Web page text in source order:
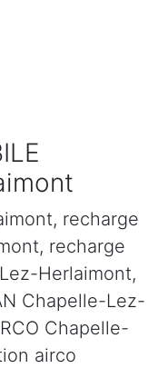
recharge
recharge
Herlaimont,
Chapelle-Lez-
Chapelle-
airco